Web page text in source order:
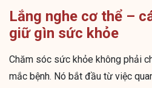
Lắng nghe cơ thể –
giữ gìn sức khỏe
Chăm sóc sức khỏe không phải
mắc bệnh. Nó bắt đầu từ việc